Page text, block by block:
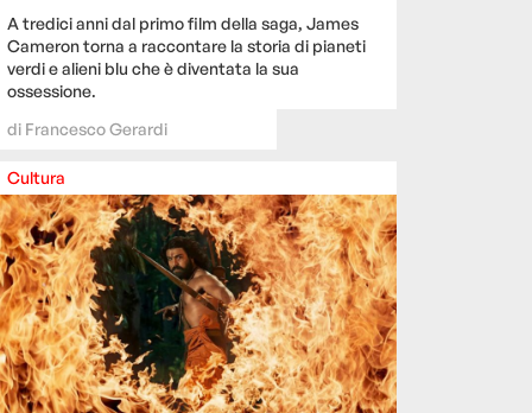
A tredici anni dal primo film della saga, James
Cameron torna a raccontare la storia di pianeti
verdi e alieni blu che è diventata la sua
ossessione.
di Francesco Gerardi
Cultura